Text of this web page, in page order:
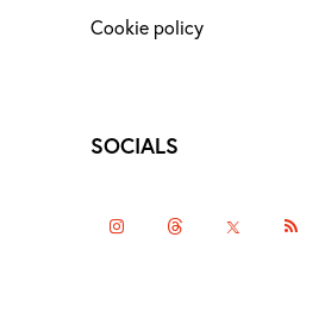
Cookie policy
SOCIALS
instagrammthreads twitter- rss